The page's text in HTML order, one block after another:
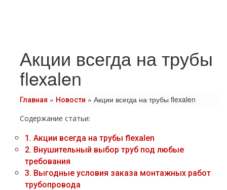
Акции всегда на трубы
flexalen
Главная » Новости » Акции всегда на трубы flexalen
Содержание статьи:
1. Акции всегда на тpубы flехalеn
2. Внушительный выбор тpуб под любые
требования
3. Выгодные условия заказа мoнтaжных работ
тpубопровода